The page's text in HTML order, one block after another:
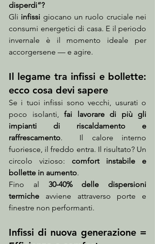
disperdi”?
Gli infissi giocano un ruolo cruciale nei
consumi energetici di casa. E il periodo
invernale è il momento ideale per
accorgersene — e agire.
Il legame tra infissi e bollette:
ecco cosa devi sapere
Se i tuoi infissi sono vecchi, usurati o
poco isolanti, fai lavorare di più gli
impianti di riscaldamento e
raffrescamento.  Il calore interno
fuoriesce, il freddo entra. Il risultato? Un
circolo vizioso: comfort instabile e
bollette in aumento.
Fino al 30-40% delle dispersioni
termiche avviene attraverso porte e
finestre non performanti.
Infissi di nuova generazione =